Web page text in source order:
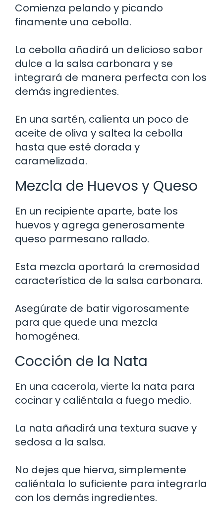
Comienza pelando y picando
finamente una cebolla.
La cebolla añadirá un delicioso sabor
dulce a la salsa carbonara y se
integrará de manera perfecta con los
demás ingredientes.
En una sartén, calienta un poco de
aceite de oliva y saltea la cebolla
hasta que esté dorada y
caramelizada.
Mezcla de Huevos y Queso
En un recipiente aparte, bate los
huevos y agrega generosamente
queso parmesano rallado.
Esta mezcla aportará la cremosidad
característica de la salsa carbonara.
Asegúrate de batir vigorosamente
para que quede una mezcla
homogénea.
Cocción de la Nata
En una cacerola, vierte la nata para
cocinar y caliéntala a fuego medio.
La nata añadirá una textura suave y
sedosa a la salsa.
No dejes que hierva, simplemente
caliéntala lo suficiente para integrarla
con los demás ingredientes.